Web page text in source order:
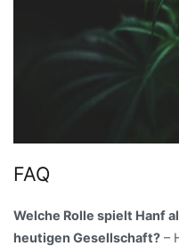
FAQ
Welche Rolle spielt Hanf
heutigen Gesellschaft? –